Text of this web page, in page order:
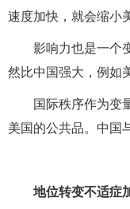
速度加快，就会缩小
影响力也是一个
然比中国强大，例如
国际秩序作为变
美国的公共品。中国
地位转变不适症